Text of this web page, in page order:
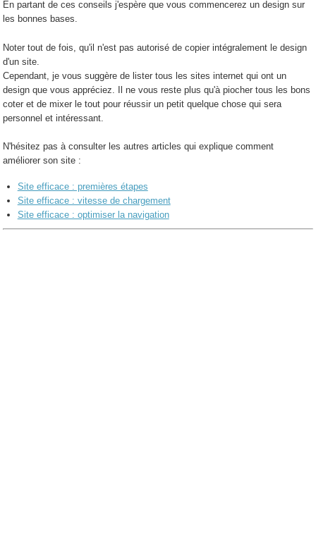
En partant de ces conseils j'espère que vous commencerez un design sur
les bonnes bases.
Noter tout de fois, qu'il n'est pas autorisé de copier intégralement le design
d'un site.
Cependant, je vous suggère de lister tous les sites internet qui ont un
design que vous appréciez. Il ne vous reste plus qu'à piocher tous les bons
coter et de mixer le tout pour réussir un petit quelque chose qui sera
personnel et intéressant.
N'hésitez pas à consulter les autres articles qui explique comment
améliorer son site :
Site efficace : premières étapes
Site efficace : vitesse de chargement
Site efficace : optimiser la navigation